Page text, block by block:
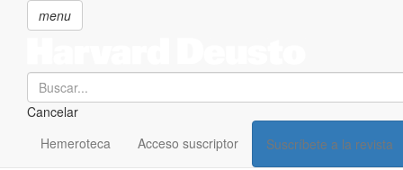
menu
Search
Cancelar
Hemeroteca Acceso suscriptor Suscríbete a la revista
SECCIONES
Suscríbete a Harvard Deusto